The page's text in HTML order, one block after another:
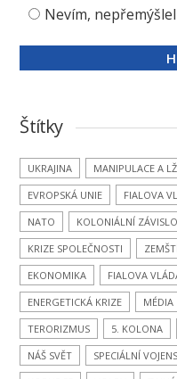
Nevím,
Štítky
UKRAJINA MANIPULACE A
EVROPSKÁ UNIE
FIALOVA
NATO
KOLONIÁLNÍ
KRIZE SPOLEČNOSTI
EKONOMIKA
FIALOVA
ENERGETICKÁ KRIZE
MÉDIA
TERORIZMUS
5. KOLONA
NÁŠ SVĚT
SPECIÁLNÍ